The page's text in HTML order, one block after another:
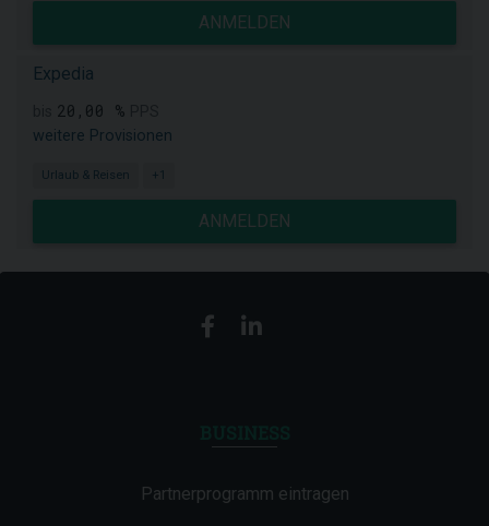
ANMELDEN
Expedia
20,00 %
weitere Provisionen
Urlaub & Reisen +1
ANMELDEN
Partnerprogramm eintragen